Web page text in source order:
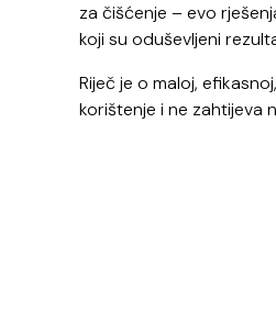
za čišćenje – evo
koji su oduševljeni
Riječ je o maloj,
korištenje i ne zahtijeva